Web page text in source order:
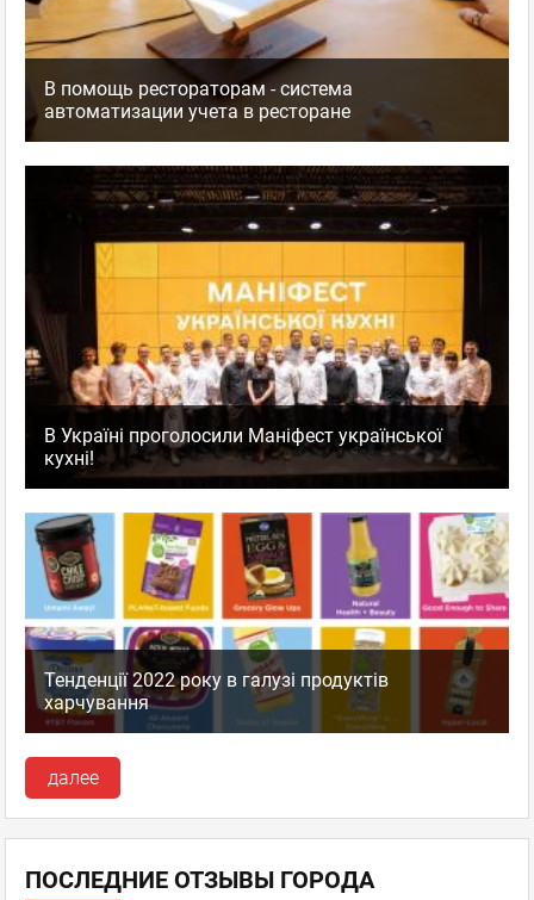
В помощь рестораторам - система
автоматизации учета в ресторане
В Україні проголосили Маніфест української
кухні!
Тенденції 2022 року в галузі продуктів
харчування
далее
ПОСЛЕДНИЕ ОТЗЫВЫ ГОРОДА